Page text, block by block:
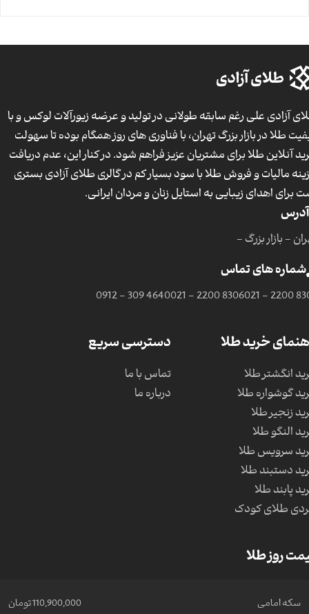
آزادی علی رغم سابقه طولانی در تولید و عرضه زیورآلات لوکس و با
طلا در بازار بزرگ تهران، با فناوری های روز همگام بوده تا سهولت
آنلاین طلا برای مشتریان عزیز فراهم شود. در کنار این، عدم دریافت
مالیات و فروش طلا با سود بسیار کم در گالری طلای آزادی بستری
برای اهدای زیبایی به استایل زنان و مردان ایرانی.
آدرس
- بازار بزرگ -
شماره های تماس
021 - 2200
021 - 2200 8306
0912 - 309 4640
خرید طلا
انگشتر طلا
گوشواره طلا
زنجیر طلا
النگو طلا
سرویس طلا
دستبند طلا
پابند طلا
طلای کودک
دسترسی سریع
تماس با ما
درباره ما
روز طلا
سکه امامی
110,900,000 تومان